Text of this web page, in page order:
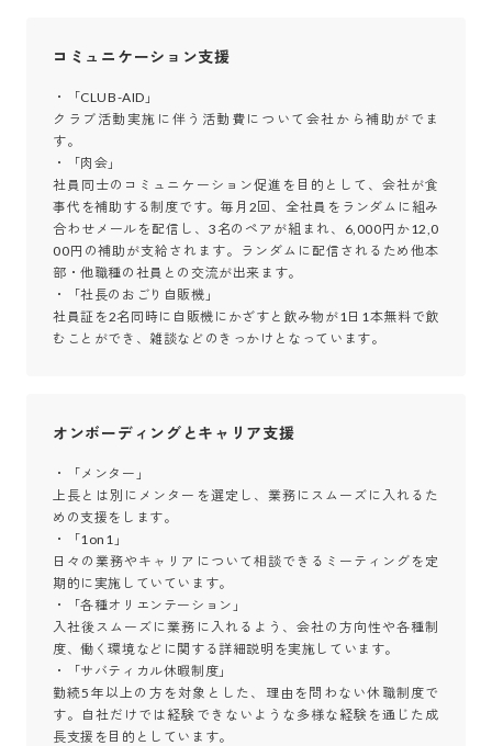
コミュニケーション支援
・「CLUB-AID」
クラブ活動実施に伴う活動費について会社から補助がでま
す。
・「肉会」
社員同士のコミュニケーション促進を目的として、会社が食
事代を補助する制度です。毎月2回、全社員をランダムに組み
合わせメールを配信し、3名のペアが組まれ、6,000円か12,0
00円の補助が支給されます。ランダムに配信されるため他本
部・他職種の社員との交流が出来ます。
・「社長のおごり自販機」
社員証を2名同時に自販機にかざすと飲み物が1日1本無料で飲
むことができ、雑談などのきっかけとなっています。
オンボーディングとキャリア支援
・「メンター」
上長とは別にメンターを選定し、業務にスムーズに入れるた
めの支援をします。
・「1on1」
日々の業務やキャリアについて相談できるミーティングを定
期的に実施していています。
・「各種オリエンテーション」
入社後スムーズに業務に入れるよう、会社の方向性や各種制
度、働く環境などに関する詳細説明を実施しています。
・「サバティカル休暇制度」
勤続5年以上の方を対象とした、理由を問わない休職制度で
す。自社だけでは経験できないような多様な経験を通じた成
長支援を目的としています。